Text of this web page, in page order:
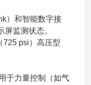
）和智能数字接
监测状态。
725 psi）高压型
于力量控制（如气